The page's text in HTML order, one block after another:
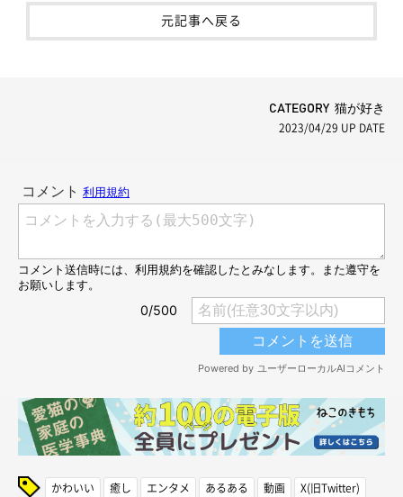
元記事へ戻る
CATEGORY 猫が好き
2023/04/29 UP DATE
かわいい 癒し エンタメ あるある 動画 X(旧Twitter)